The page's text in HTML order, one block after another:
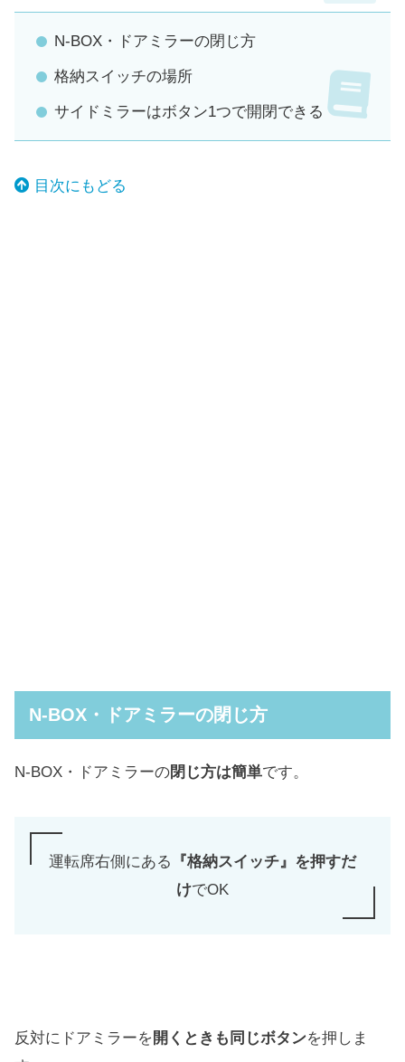
N-BOX・ドアミラーの閉じ方
格納スイッチの場所
サイドミラーはボタン1つで開閉できる
目次にもどる
N-BOX・ドアミラーの閉じ方
N-BOX・ドアミラーの閉じ方は簡単です。
運転席右側にある
『格納スイッチ』を押すだ
けでOK
反対にドアミラーを 開くときも同じボタンを押しま